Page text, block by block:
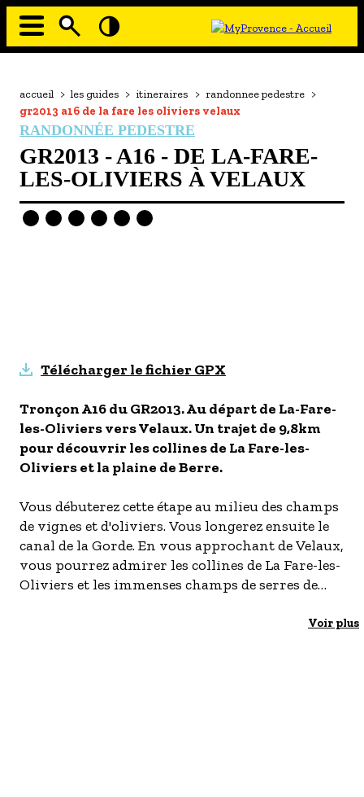
Aller
principale
À MOI LA CULTURE
AU GRAND AIR
PASSEZ À TABLE
SOUS TOUTES LES COUTUMES
TOURISME ET HANDICAP
LES OFFRES MYPROVENCE
S'inscrire à nos newsletters
Fil
d'Ariane
accueil > les guides > itineraires > randonnee pedestre >
gr2013 a16 de la fare les oliviers velaux
RANDONNÉE PEDESTRE
GR2013 - A16 - DE LA-FARE-
LES-OLIVIERS À VELAUX
Télécharger le fichier GPX
Tronçon A16 du GR2013. Au départ de La-Fare-
les-Oliviers vers Velaux. Un trajet de 9,8km
pour découvrir les collines de La Fare-les-
Oliviers et la plaine de Berre.
Vous débuterez cette étape au milieu des champs
de vignes et d'oliviers. Vous longerez ensuite le
canal de la Gorde. En vous approchant de Velaux,
vous pourrez admirer les collines de La Fare-les-
Oliviers et les immenses champs de serres de
Voir plus